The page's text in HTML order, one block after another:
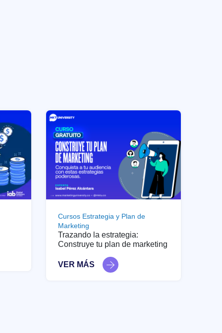
Cursos Estrategia y Plan de
Marketing
Trazando la estrategia:
Construye tu plan de marketing
VER MÁS